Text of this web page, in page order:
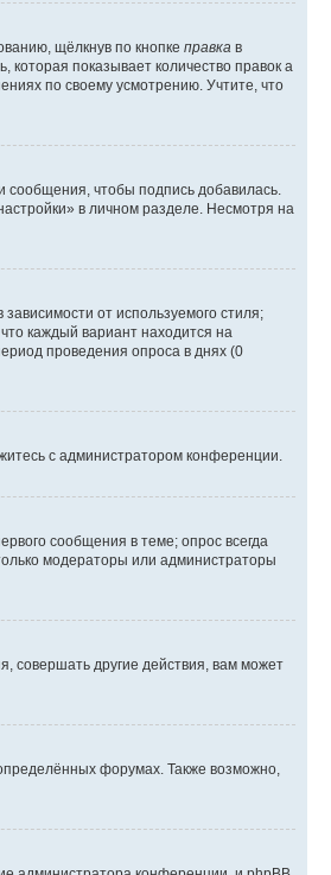
щёлкнув по кнопке правка в
показывает количество правок а
по своему усмотрению. Учтите, что
сообщения, чтобы подпись добавилась.
в личном разделе. Несмотря на
от используемого стиля;
каждый вариант находится на
проведения опроса в днях (0
с администратором конференции.
сообщения в теме; опрос всегда
модераторы или администраторы
совершать другие действия, вам может
форумах. Также возможно,